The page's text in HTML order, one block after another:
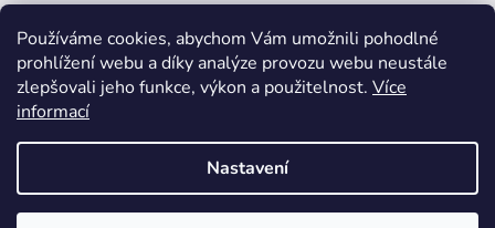
Používáme cookies, abychom Vám umožnili pohodlné
prohlížení webu a díky analýze provozu webu neustále
zlepšovali jeho funkce, výkon a použitelnost. Více
informací
Nastavení
Přijímáme online platby
Copyright 2026Fajn-potisk.cz. Všechna práva vyhrazena.Upravit